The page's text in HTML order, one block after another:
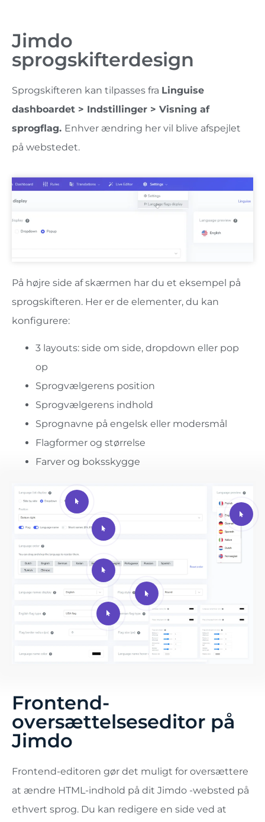
Jimdo
sprogskifterdesign
Sprogskifteren kan tilpasses fra Linguise
dashboardet > Indstillinger > Visning af
sprogflag. Enhver ændring her vil blive afspejlet
på webstedet.
På højre side af skærmen har du et eksempel på
sprogskifteren. Her er de elementer, du kan
konfigurere:
3 layouts: side om side, dropdown eller pop
op
Sprogvælgerens position
Sprogvælgerens indhold
Sprognavne på engelsk eller modersmål
Flagformer og størrelse
Farver og boksskygge
Frontend-
oversættelseseditor på
Jimdo
Frontend-editoren gør det muligt for oversættere
at ændre HTML-indhold på dit Jimdo -websted på
ethvert sprog. Du kan redigere en side ved at